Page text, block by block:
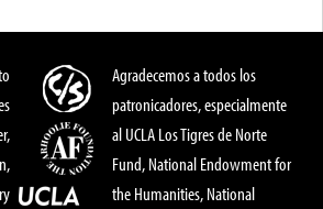
Agradecemos a todos los
patronicadores, especialmente
al UCLA Los Tigres de Norte
Fund, National Endowment for
the Humanities, National